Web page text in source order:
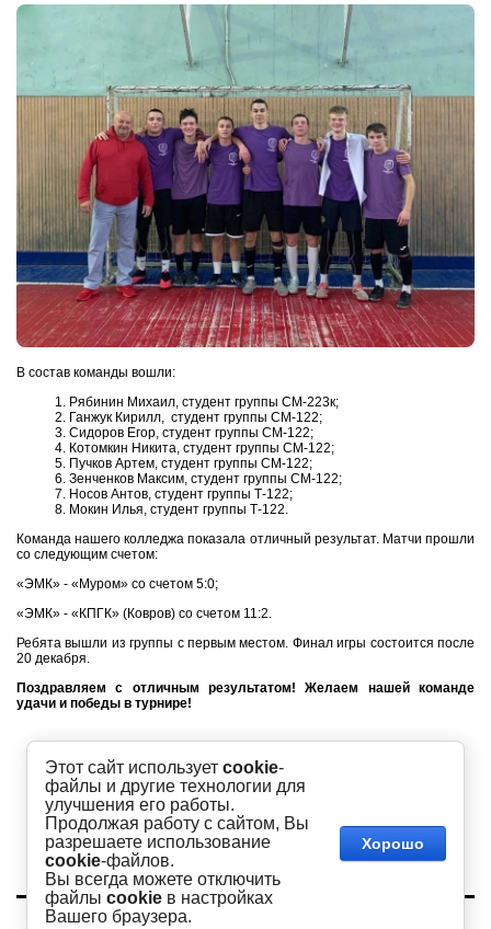
В состав команды вошли:
Рябинин Михаил, студент группы СМ-223к;
Ганжук Кирилл, студент группы СМ-122;
Сидоров Егор, студент группы СМ-122;
Котомкин Никита, студент группы СМ-122;
Пучков Артем, студент группы СМ-122;
Зенченков Максим, студент группы СМ-122;
Носов Антов, студент группы Т-122;
Мокин Илья, студент группы Т-122.
Команда нашего колледжа показала отличный результат. Матчи прошли
со следующим счетом:
«ЭМК» - «Муром» со счетом 5:0;
«ЭМК» - «КПГК» (Ковров) со счетом 11:2.
Ребята вышли из группы с первым местом. Финал игры состоится после
20 декабря.
Поздравляем с отличным результатом! Желаем нашей команде
удачи и победы в турнире!
Copyright © 2016 - 2026
Этот сайт использует cookie-
файлы и другие технологии для
улучшения его работы.
Продолжая работу с сайтом, Вы
разрешаете использование
cookie-файлов.
Вы всегда можете отключить
файлы cookie в настройках
Вашего браузера.
Хорошо